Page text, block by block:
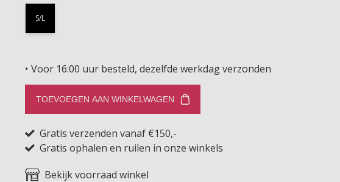
S/L
Voor 16:00 uur besteld, dezelfde werkdag verzonden
TOEVOEGEN AAN WINKELWAGEN
Gratis verzenden vanaf €150,-
Gratis ophalen en ruilen in onze winkels
Bekijk voorraad winkel